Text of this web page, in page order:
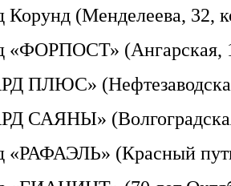
(Менделеева, 32,
«ФОРПОСТ» (Ангарская,
ПЛЮС»
САЯНЫ»
(Красный